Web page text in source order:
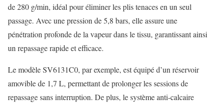
de 280 g/min, idéal pour éliminer les plis tenaces en un seul
passage. Avec une pression de 5,8 bars, elle assure une
pénétration profonde de la vapeur dans le tissu, garantissant ainsi
un repassage rapide et efficace.
Le modèle SV6131C0, par exemple, est équipé d’un réservoir
amovible de 1,7 L, permettant de prolonger les sessions de
repassage sans interruption. De plus, le système anti-calcaire